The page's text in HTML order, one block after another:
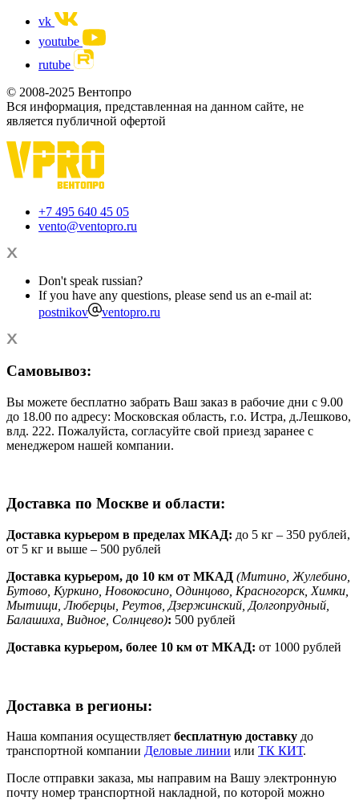
vk
youtube
rutube
© 2008-2025 Вентопро
Вся информация, представленная на данном сайте, не
является публичной офертой
+7 495 640 45 05
vento@ventopro.ru
Don't speak russian?
If you have any questions, please send us an e-mail at:
postnikov
ventopro.ru
Самовывоз:
Вы можете бесплатно забрать Ваш заказ в рабочие дни с 9.00
до 18.00 по адресу: Московская область, г.о. Истра, д.Лешково,
влд. 222. Пожалуйста, согласуйте свой приезд заранее с
менеджером нашей компании.
Доставка по Москве и области:
Доставка курьером в пределах МКАД: до 5 кг – 350 рублей,
от 5 кг и выше – 500 рублей
Доставка курьером, до 10 км от МКАД (Митино, Жулебино,
Бутово, Куркино, Новокосино, Одинцово, Красногорск, Химки,
Мытищи, Люберцы, Реутов, Дзержинский, Долгопрудный,
Балашиха, Видное, Солнцево): 500 рублей
Доставка курьером, более 10 км от МКАД: от 1000 рублей
Доставка в регионы:
Наша компания осуществляет бесплатную доставку до
транспортной компании Деловые линии или ТК КИТ.
После отправки заказа, мы направим на Вашу электронную
почту номер транспортной накладной, по которой можно